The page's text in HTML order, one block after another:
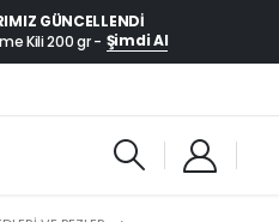
GÜNCELLENDI
Kili 200 gr - Şimdi Al